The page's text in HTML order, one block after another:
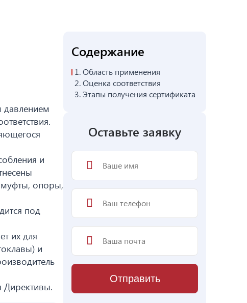
и
муфты, опоры,
под
их для
и
Директивы.
Содержание
1.Область применения
2.Оценка соответствия
3.Этапы получения сертификата
Оставьте заявку
Отправить